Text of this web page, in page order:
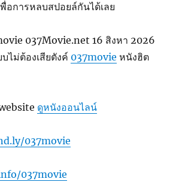
อการหลบสปอยล์กันได้เลย
037Movie.net 16 สิงหา 2026
ไม่ต้องเสียตังค์ 037movie หนังฮิต
ดูหนังออนไลน์
037movie
037movie